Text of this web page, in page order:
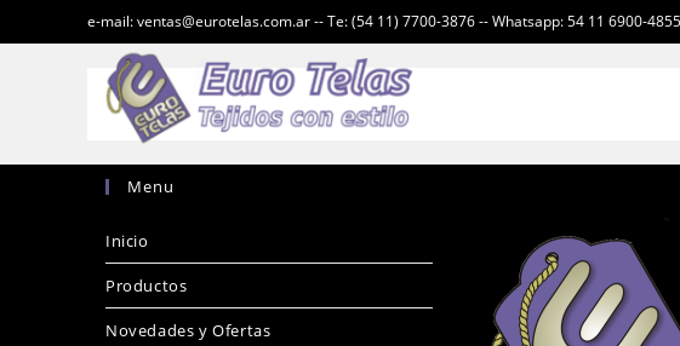
e-mail: ventas@eurotelas.com.ar -- Te: (54 11) 7700-3876 -- Whatsapp: 54 11 6900-4855
Menu
Inicio
Productos
Novedades y Ofertas